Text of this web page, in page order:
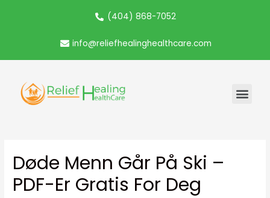
(404) 868-7052
info@reliefhealinghealthcare.com
Døde Menn Går På Ski –
PDF-Er Gratis For Deg